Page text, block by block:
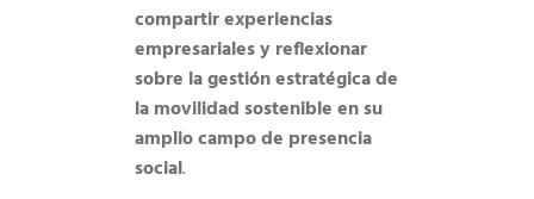
compartir experiencias
empresariales y reflexionar
sobre la gestión estratégica de
la movilidad sostenible en su
amplio campo de presencia
social.